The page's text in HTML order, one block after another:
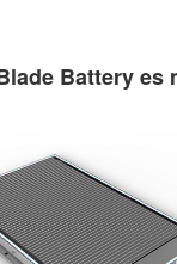
Battery es